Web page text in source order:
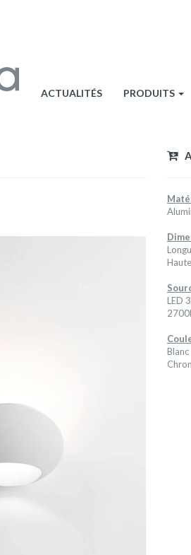
ACTUALITÉS PRODUITS
LED
Blanc